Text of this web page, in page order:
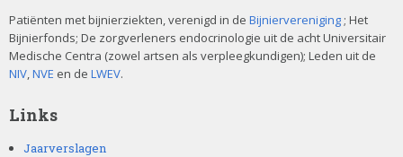
Patiënten met bijnierziekten, verenigd in de Bijniervereniging ; Het
Bijnierfonds; De zorgverleners endocrinologie uit de acht Universitair
Medische Centra (zowel artsen als verpleegkundigen); Leden uit de
NIV,NVE en de LWEV.
Links
Jaarverslagen